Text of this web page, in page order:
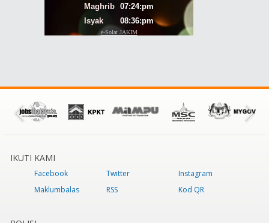
IKUTI KAMI
Facebook Twitter
Instagram
Maklumbalas
RSS Kod QR